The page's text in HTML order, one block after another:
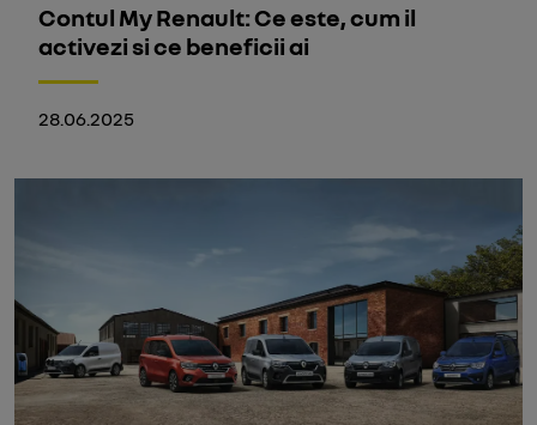
Contul My Renault: Ce este, cum il
activezi si ce beneficii ai
28.06.2025